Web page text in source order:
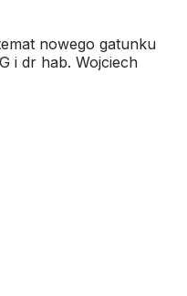
nowego gatunku
i dr hab. Wojciech